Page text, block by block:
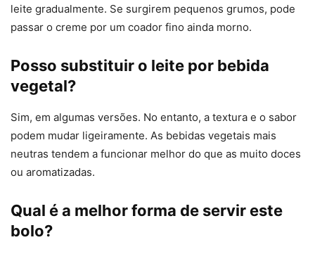
leite gradualmente. Se surgirem pequenos grumos, pode
passar o creme por um coador fino ainda morno.
Posso substituir o leite por bebida
vegetal?
Sim, em algumas versões. No entanto, a textura e o sabor
podem mudar ligeiramente. As bebidas vegetais mais
neutras tendem a funcionar melhor do que as muito doces
ou aromatizadas.
Qual é a melhor forma de servir este
bolo?